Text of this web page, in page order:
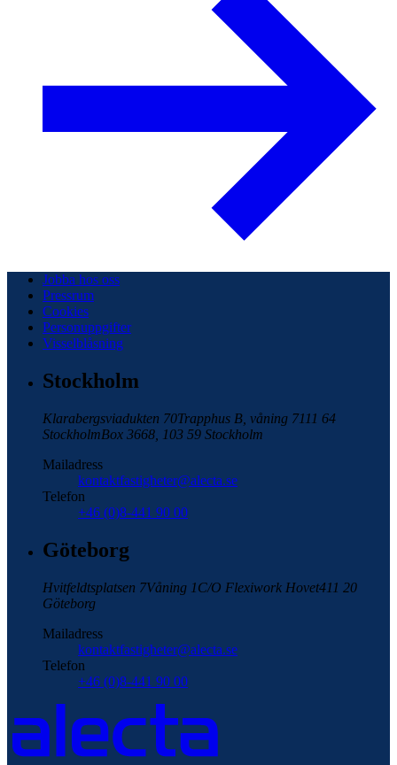
Jobba hos oss
Pressrum
Cookies
Personuppgifter
Visselblåsning
Stockholm
Klarabergsviadukten 70Trapphus B, våning 7111 64
StockholmBox 3668, 103 59 Stockholm
Mailadress
kontaktfastigheter@alecta.se
Telefon
+46 (0)8-441 90 00
Göteborg
Hvitfeldtsplatsen 7Våning 1C/O Flexiwork Hovet411 20
Göteborg
Mailadress
kontaktfastigheter@alecta.se
Telefon
+46 (0)8-441 90 00